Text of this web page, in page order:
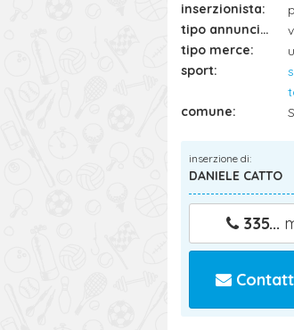
inserzionista:
tipo annuncio:
tipo merce:
sport:
comune:
inserzione di:
DANIELE CATTO
335...